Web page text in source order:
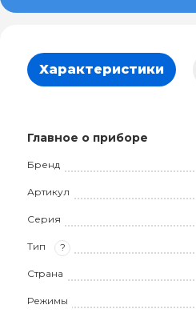
Характеристики
Главное о приборе
Бренд
Артикул
Серия
Тип ?
Страна
Режимы